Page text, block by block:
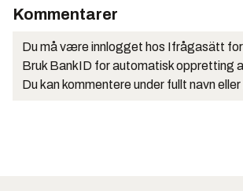
Kommentarer
Du må være innlogget hos Ifrågasätt
Bruk BankID for automatisk oppretting
Du kan kommentere under fullt navn